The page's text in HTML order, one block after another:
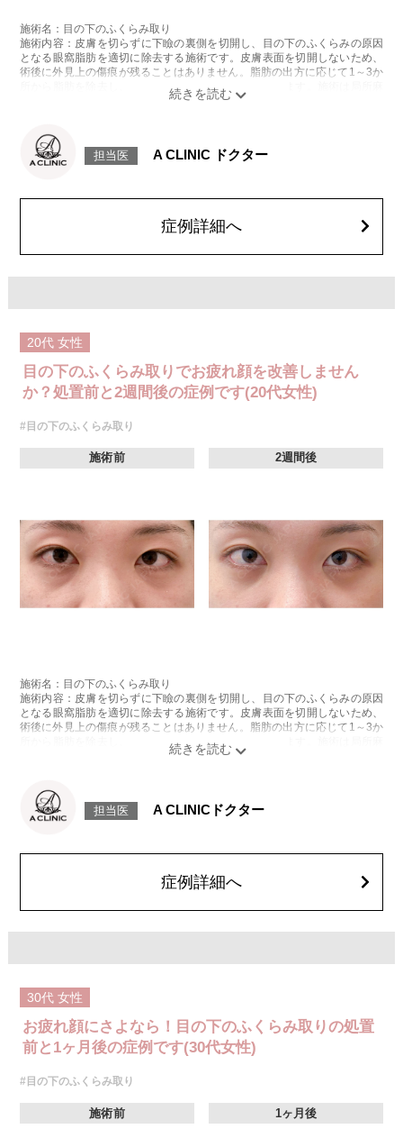
施術名：目の下のふくらみ取り
施術内容：皮膚を切らずに下瞼の裏側を切開し、目の下のふくらみの原因
となる眼窩脂肪を適切に除去する施術です。皮膚表面を切開しないため、
術後に外見上の傷痕が残ることはありません。脂肪の出方に応じて1～3か
所から脂肪を除去し、目の下の凹凸をなめらかに整えます。施術は局所麻
後一時的に生じることがございますが、通常は数日〜1週間程度で自然に軽
快します。また、稀に細菌感染症、ふくらみの残り・凹み、しわ・たるみ
オプション：笑気麻酔 3,300円(税込)
担当医 A CLINIC ドクター
症例詳細へ
20代 女性
目の下のふくらみ取りでお疲れ顔を改善しません
か？処置前と2週間後の症例です(20代女性)
#目の下のふくらみ取り
施術前 2週間後
施術名：目の下のふくらみ取り
施術内容：皮膚を切らずに下瞼の裏側を切開し、目の下のふくらみの原因
となる眼窩脂肪を適切に除去する施術です。皮膚表面を切開しないため、
術後に外見上の傷痕が残ることはありません。脂肪の出方に応じて1～3か
所から脂肪を除去し、目の下の凹凸をなめらかに整えます。施術は局所麻
後一時的に生じることがございますが、通常は数日〜1週間程度で自然に軽
快します。また、稀に細菌感染症、ふくらみの残り・凹み、しわ・たるみ
オプション：笑気麻酔 3,300円(税込)
担当医 A CLINICドクター
症例詳細へ
30代 女性
お疲れ顔にさよなら！目の下のふくらみ取りの処置
前と1ヶ月後の症例です(30代女性)
#目の下のふくらみ取り
施術前 1ヶ月後